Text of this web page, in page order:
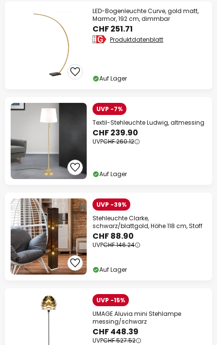
LED-Bogenleuchte Curve, gold matt,
Marmor, 192 cm, dimmbar
CHF 251.71
Produktdatenblatt
Auf Lager
UVP -7%
Textil-Stehleuchte Ludwig, altmessing
CHF 239.90
UVPCHF 260.12
Auf Lager
UVP -39%
Stehleuchte Clarke,
schwarz/blattgold, Höhe 118 cm, Stoff
CHF 88.90
UVPCHF 146.24
Auf Lager
UVP -15%
UMAGE Aluvia mini Stehlampe
messing/schwarz
CHF 448.39
UVPCHF 527.52